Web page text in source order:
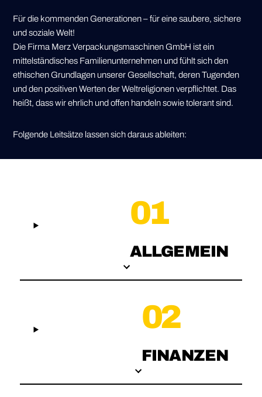
Für die kommenden Generationen – für eine saubere, sichere
und soziale Welt!
Die Firma Merz Verpackungsmaschinen GmbH ist ein
mittelständisches Familienunternehmen und fühlt sich den
ethischen Grundlagen unserer Gesellschaft, deren Tugenden
und den positiven Werten der Weltreligionen verpflichtet. Das
heißt, dass wir ehrlich und offen handeln sowie tolerant sind.
Folgende Leitsätze lassen sich daraus ableiten:
01
ALLGEMEIN
02
FINANZEN